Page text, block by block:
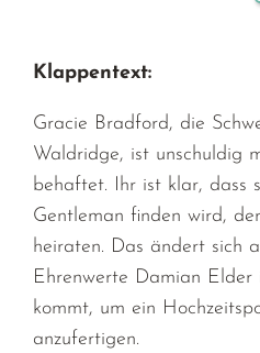
Klappentext:
Gracie Bradford, die
Waldridge, ist unschuldig
behaftet. Ihr ist klar, dass
Gentleman finden wird,
heiraten. Das ändert sich
Ehrenwerte Damian Elder
kommt, um ein
anzufertigen.